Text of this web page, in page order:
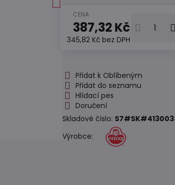
387,32 Kč
345,82 Kč bez DPH
Přidat k Oblíbeným
Přidat do seznamu
Hlídací pes
Doručení
Skladové číslo:
Výrobce: